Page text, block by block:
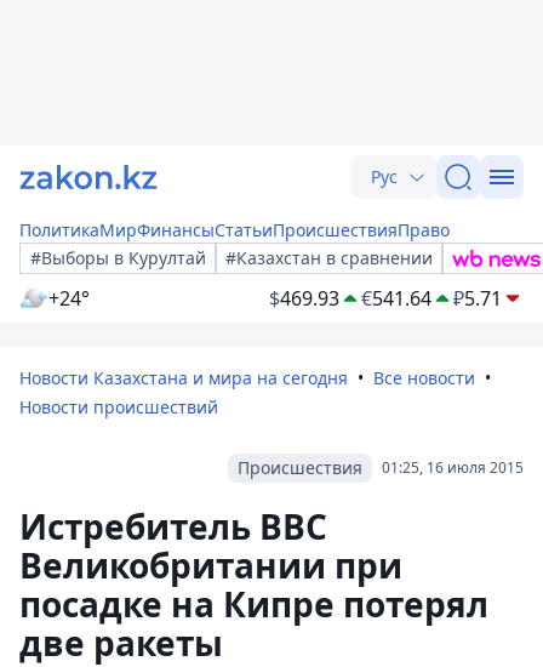
Рус
ПолитикаМирФинансыСтатьиПроисшествияПраво
#Выборы в Курултай
#Казахстан в сравнении
+24° $469.93 €541.64 ₽5.71
Новости Казахстана и мира на сегодня
Все новости
Новости происшествий
01:25, 16 июля 2015
Происшествия
Истребитель ВВС
Великобритании при
посадке на Кипре потерял
две ракеты